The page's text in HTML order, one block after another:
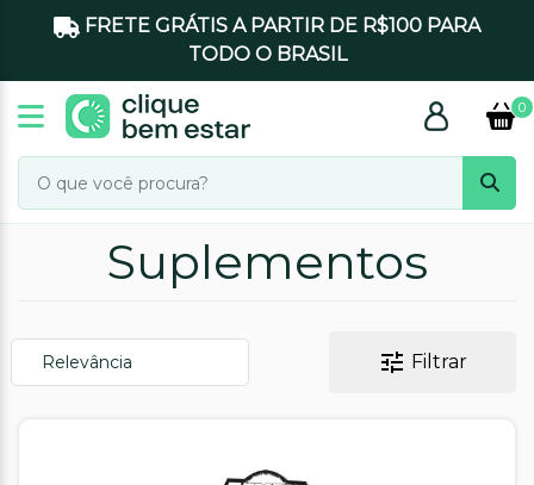
FRETE GRÁTIS A PARTIR DE R$100 PARA
TODO O BRASIL
0
Suplementos
Filtrar